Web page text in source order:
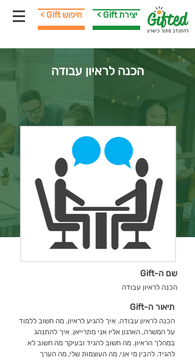
< Gift חיפוש < Gift יצירת
הכנה לראיון עבודה
שם ה-Gift
הכנה לראיון עבודה
תיאור ה-Gift
הכנה לראיון עבודה. איך להגיע לראיון, מה חשוב ללמוד
על המשרה, הארגון אליו אני מתרייאן. איך להתנהג
במהלך הראיון. מה חשוב להגיד ובעיקר מה חשוב לא
להגיד. להבין מי אני, מה העוצמות שלי, מה הערך